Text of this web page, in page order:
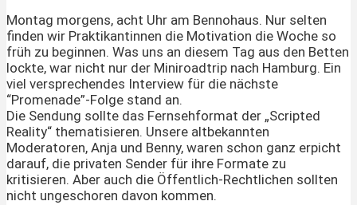
Montag morgens, acht Uhr am Bennohaus. Nur selten
finden wir Praktikantinnen die Motivation die Woche so
früh zu beginnen. Was uns an diesem Tag aus den Betten
lockte, war nicht nur der Miniroadtrip nach Hamburg. Ein
viel versprechendes Interview für die nächste
“Promenade”-Folge stand an.
Die Sendung sollte das Fernsehformat der „Scripted
Reality“ thematisieren. Unsere altbekannten
Moderatoren, Anja und Benny, waren schon ganz erpicht
darauf, die privaten Sender für ihre Formate zu
kritisieren. Aber auch die Öffentlich-Rechtlichen sollten
nicht ungeschoren davon kommen.